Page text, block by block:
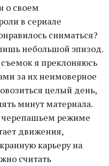
о своем
в сериале
сниматься?
небольшой эпизод.
съемок я преклоняюсь
за их неимоверное
целый день,
минут материала.
черепашьем режиме
движения,
карьеру на
считать